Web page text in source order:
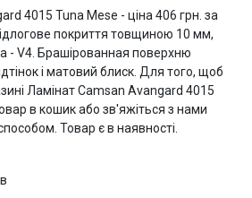
4015 Tuna Mese - ціна 406 грн. за
покриття товщиною 10 мм,
- V4. Брашірованная поверхню
і матовий блиск. Для того, щоб
Ламінат Camsan Avangard 4015
в кошик або зв'яжіться з нами
Товар є в наявності.